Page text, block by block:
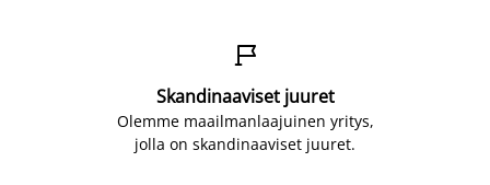

Skandinaaviset juuret
Olemme maailmanlaajuinen yritys,
jolla on skandinaaviset juuret.